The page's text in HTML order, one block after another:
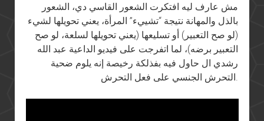
مش عارف ليه افتكرت الشعور القاسي دي، الشعور
بالذل والمهانة نتيجة “تشييء” المرأة، يعني تحويلها لشيء
(لو صح التعبير) أو تسليعها (يعني تحويلها لسلعة، لو صح
التعبير برضه)، لما اتفرجت على فيديو الداعية عبد الله
رشدي ال حاول فيه بفذلكة رخيصة إنه يلوم ضحية